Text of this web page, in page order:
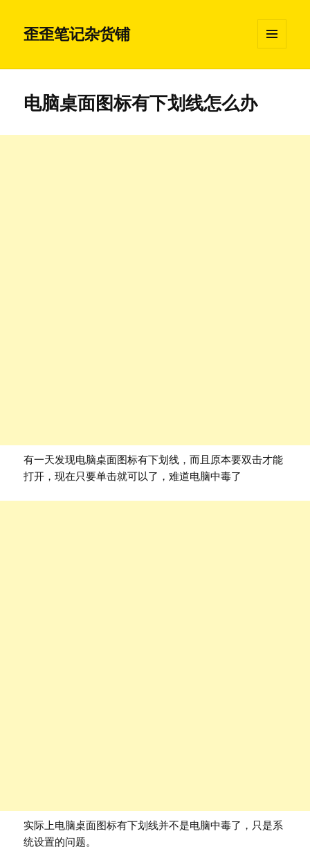
歪歪笔记杂货铺
挂件
电脑桌面图标有下划线怎么办
有一天发现电脑桌面图标有下划线，而且原本要双击才能
打开，现在只要单击就可以了，难道电脑中毒了
实际上电脑桌面图标有下划线并不是电脑中毒了，只是系
统设置的问题。